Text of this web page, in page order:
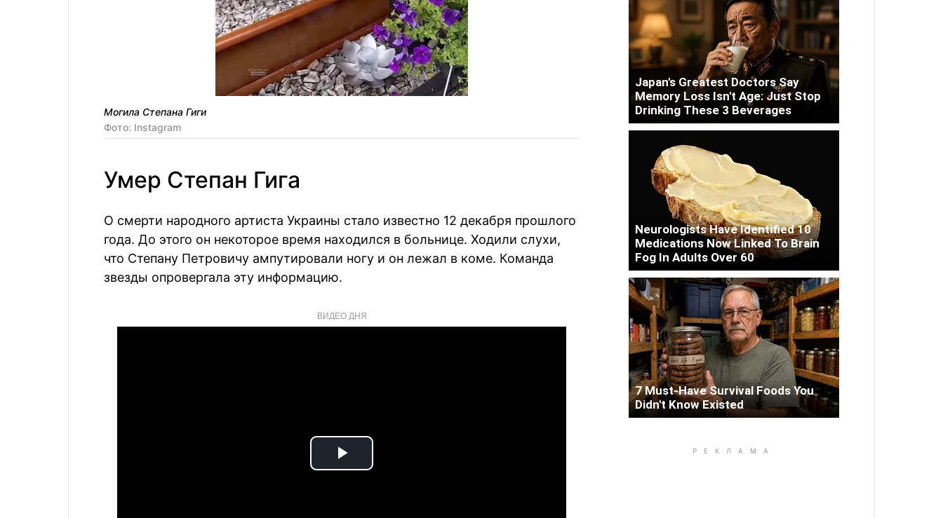
Могила Степана Гиги
Фото: Instagram
Умер Степан Гига
О смерти народного артиста Украины стало известно 12 декабря прошлого
года. До этого он некоторое время находился в больнице. Ходили слухи,
что Степану Петровичу ампутировали ногу и он лежал в коме. Команда
звезды опровергала эту информацию.
ВИДЕО ДНЯ
Play